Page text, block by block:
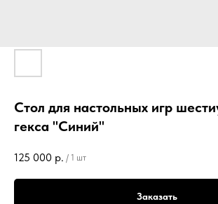
Стол для настольных игр
гекса "Синий"
125 000 р. / 1 шт
Заказать